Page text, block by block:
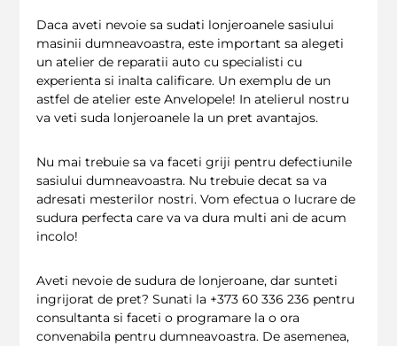
Daca aveti nevoie sa sudati lonjeroanele sasiului
masinii dumneavoastra, este important sa alegeti
un atelier de reparatii auto cu specialisti cu
experienta si inalta calificare. Un exemplu de un
astfel de atelier este Anvelopele! In atelierul nostru
va veti suda lonjeroanele la un pret avantajos.
Nu mai trebuie sa va faceti griji pentru defectiunile
sasiului dumneavoastra. Nu trebuie decat sa va
adresati mesterilor nostri. Vom efectua o lucrare de
sudura perfecta care va va dura multi ani de acum
incolo!
Aveti nevoie de sudura de lonjeroane, dar sunteti
ingrijorat de pret? Sunati la +373 60 336 236 pentru
consultanta si faceti o programare la o ora
convenabila pentru dumneavoastra. De asemenea,